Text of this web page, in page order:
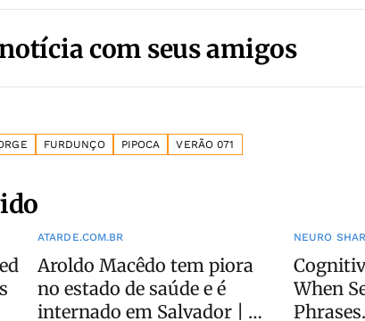
com seus amigos
FURDUNÇO PIPOCA VERÃO 071